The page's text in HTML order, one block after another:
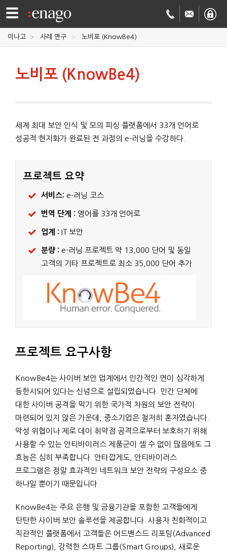
☰
영문
교정
저널
번역
결제정보
소개
Enago
Academy
이나고 사례 연구 노비포 (KnowBe4)
노비포 (KnowBe4)
세계 최대 보안 인식 및 모의 피싱 플랫폼에서 33개 언어로
성공적 현지화가 완료된 전 과정의 e-러닝을 수강하다.
프로젝트 요약
서비스: e-러닝 코스
번역 단계 : 영어를 33개 언어로
업계 : IT 보안
분량 : e-러닝 프로젝트 약 13,000 단어 및 동일
고객의 기타 프로젝트로 최소 35,000 단어 추가
프로젝트 요구사항
KnowBe4는 사이버 보안 업계에서 인간적인 면이 심각하게
등한시되어 있다는 신념으로 설립되었습니다. 민간 단체에
대한 사이버 공격을 막기 위한 국가적 차원의 보안 전략이
마련되어 있지 않은 가운데, 중소기업은 철저히 혼자였습니다.
악성 위협이나 제로 데이 취약점 공격으로부터 보호하기 위해
사용할 수 있는 안티바이러스 제품군이 셀 수 없이 많음에도 그
효능은 심히 부족합니다. 안타깝게도, 안티바이러스
프로그램은 정말 효과적인 네트워크 보안 전략의 구성요소 중
하나일 뿐이기 때문입니다
KnowBe4는 주요 은행 및 금융기관을 포함한 고객들에게
탄탄한 사이버 보안 솔루션을 제공합니다. 사용자 친화적이고
직관적인 플랫폼에서 고객들은 어드밴스드 리포팅(Advanced
Reporting), 강력한 스마트 그룹(Smart Groups), 새로운